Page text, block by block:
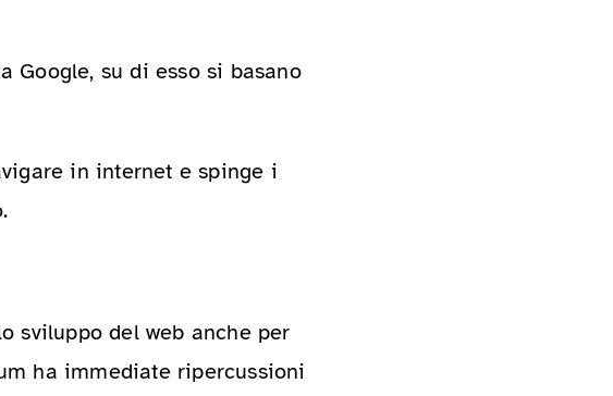
Google, su di esso si basano
in internet e spinge i
sviluppo del web anche per
ha immediate ripercussioni